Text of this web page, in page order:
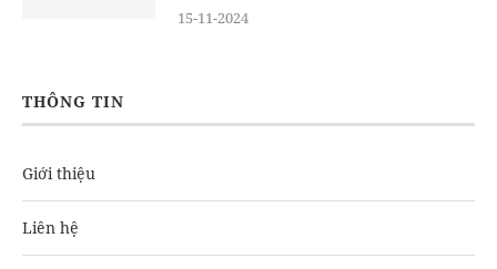
15-11-2024
THÔNG TIN
Giới thiệu
Liên hệ